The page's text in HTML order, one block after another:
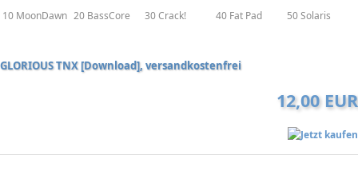
10 MoonDawn 20 BassCore 30 Crack! 40 Fat Pad 50 Solaris
GLORIOUS TNX [Download], versandkostenfrei
12,00 EUR